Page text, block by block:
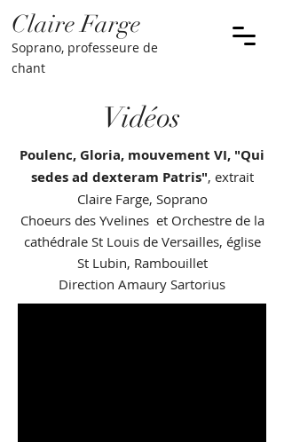
Claire Farge
Soprano, professeure de
chant
Vidéos
Poulenc, Gloria, mouvement VI, "Qui
sedes ad dexteram Patris", extrait
Claire Farge, Soprano
Choeurs des Yvelines et Orchestre de la
cathédrale St Louis de Versailles, église
St Lubin, Rambouillet
Direction Amaury Sartorius